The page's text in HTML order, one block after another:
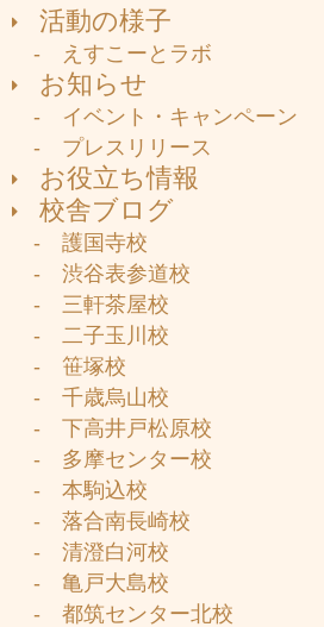
活動の様子
- えすこーとラボ
お知らせ
- イベント・キャンペーン
- プレスリリース
お役立ち情報
校舎ブログ
- 護国寺校
- 渋谷表参道校
- 三軒茶屋校
- 二子玉川校
- 笹塚校
- 千歳烏山校
- 下高井戸松原校
- 多摩センター校
- 本駒込校
- 落合南長崎校
- 清澄白河校
- 亀戸大島校
- 都筑センター北校